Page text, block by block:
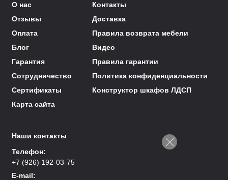
О нас
Контакты
Отзывы
Доставка
Оплата
Правила возврата мебели
Блог
Видео
Гарантия
Правила гарантии
Сотрудничество
Политика конфиденциальности
Сертификаты
Конструктор шкафов ЛДСП
Карта сайта
Наши контакты
Телефон:
+7 (926) 192-03-75
E-mail: